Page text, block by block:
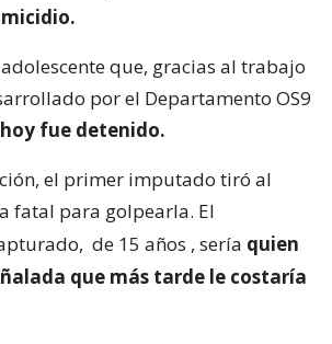
que, gracias al trabajo
por el Departamento OS9
hoy fue detenido.
el primer imputado tiró al
fatal para golpearla. El
de 15 años , sería quien
que más tarde le costaría